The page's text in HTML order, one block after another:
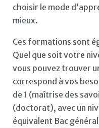
choisir le mode
mieux.
Ces formations sont
Quel que soit votre
vous pouvez trouver
correspond à vos
de 1 (maîtrise des
(doctorat), avec un
équivalent Bac